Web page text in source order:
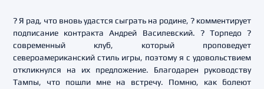
? Я рад, что вновь удастся сыграть на родине, ? комментирует
подписание контракта Андрей Василевский. ? Торпедо ?
современный клуб, который проповедует
североамериканский стиль игры, поэтому я с удовольствием
откликнулся на их предложение. Благодарен руководству
Тампы, что пошли мне на встречу. Помню, как болеют